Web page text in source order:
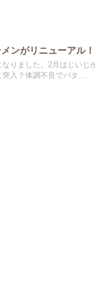
ンがリニューアル！
なりました。2月はじいじ
突入？体調不良でバタ...